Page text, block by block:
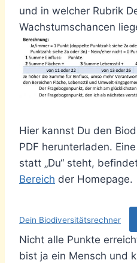
und in welcher Rubrik
Wachstumschancen
Hier kannst Du den
PDF herunterladen.
statt „Du“ steht,
Bereich der Homepage.
Dein Biodiversitätsrechner
Nicht alle Punkte
bist ja ein Mensch und